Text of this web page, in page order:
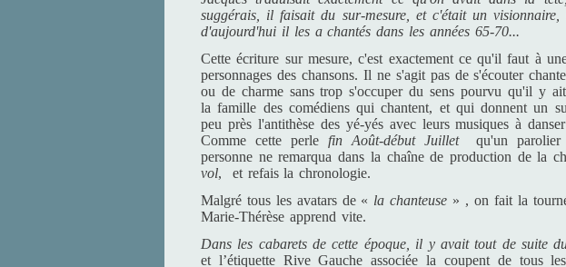
suggérais, il faisait du sur-mesure, et c'était un visionnaire,
d'aujourd'hui il les a chantés dans les années 65-70...
Cette écriture sur mesure, c'est exactement ce qu'il faut à
personnages des chansons. Il ne s'agit pas de s'écouter
ou de charme sans trop s'occuper du sens pourvu qu'il y
la famille des comédiens qui chantent, et qui donnent un
peu près l'antithèse des yé-yés avec leurs musiques à
Comme cette perle fin Août-début Juilletqu'un parolier
personne ne remarqua dans la chaîne de production de la
vol, et refais la chronologie.
Malgré tous les avatars de « la chanteuse » , on fait la
Marie-Thérèse apprend vite.
Dans les cabarets de cette époque, il y avait tout de suite
et l’étiquette Rive Gauche associée la coupent de tous